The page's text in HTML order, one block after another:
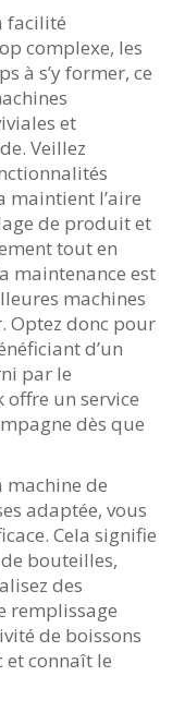
facilité
complexe, les
à s’y former, ce
et
Veillez
maintient l’aire
de produit et
tout en
maintenance est
machines
Optez donc pour
d’un
par le
un service
dès que
machine de
adaptée, vous
Cela signifie
bouteilles,
des
remplissage
de boissons
et connaît le